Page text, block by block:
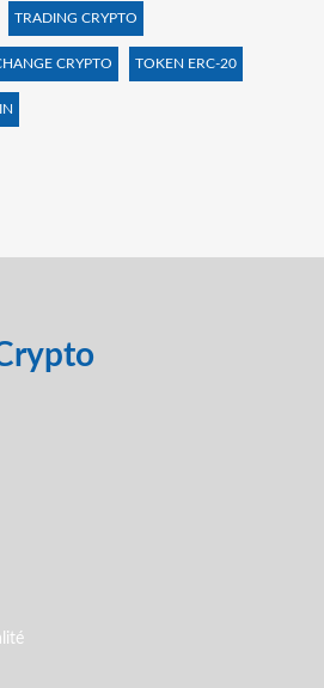
TRADING CRYPTO
CRYPTO TOKEN ERC-20